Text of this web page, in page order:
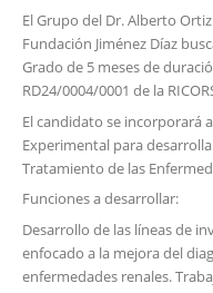
El Grupo del Dr. Alberto
Fundación Jiménez Díaz
Grado de 5 meses de
RD24/0004/0001 de la
El candidato se incorporará
Experimental para
Tratamiento de las
Funciones a desarrollar:
Desarrollo de las líneas de
enfocado a la mejora del
enfermedades renales.